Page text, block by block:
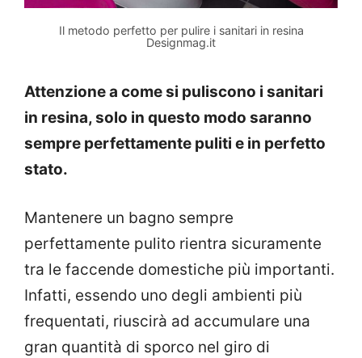
Il metodo perfetto per pulire i sanitari in resina
Designmag.it
Attenzione a come si puliscono i sanitari
in resina, solo in questo modo saranno
sempre perfettamente puliti e in perfetto
stato.
Mantenere un bagno sempre
perfettamente pulito rientra sicuramente
tra le faccende domestiche più importanti.
Infatti, essendo uno degli ambienti più
frequentati, riuscirà ad accumulare una
gran quantità di sporco nel giro di